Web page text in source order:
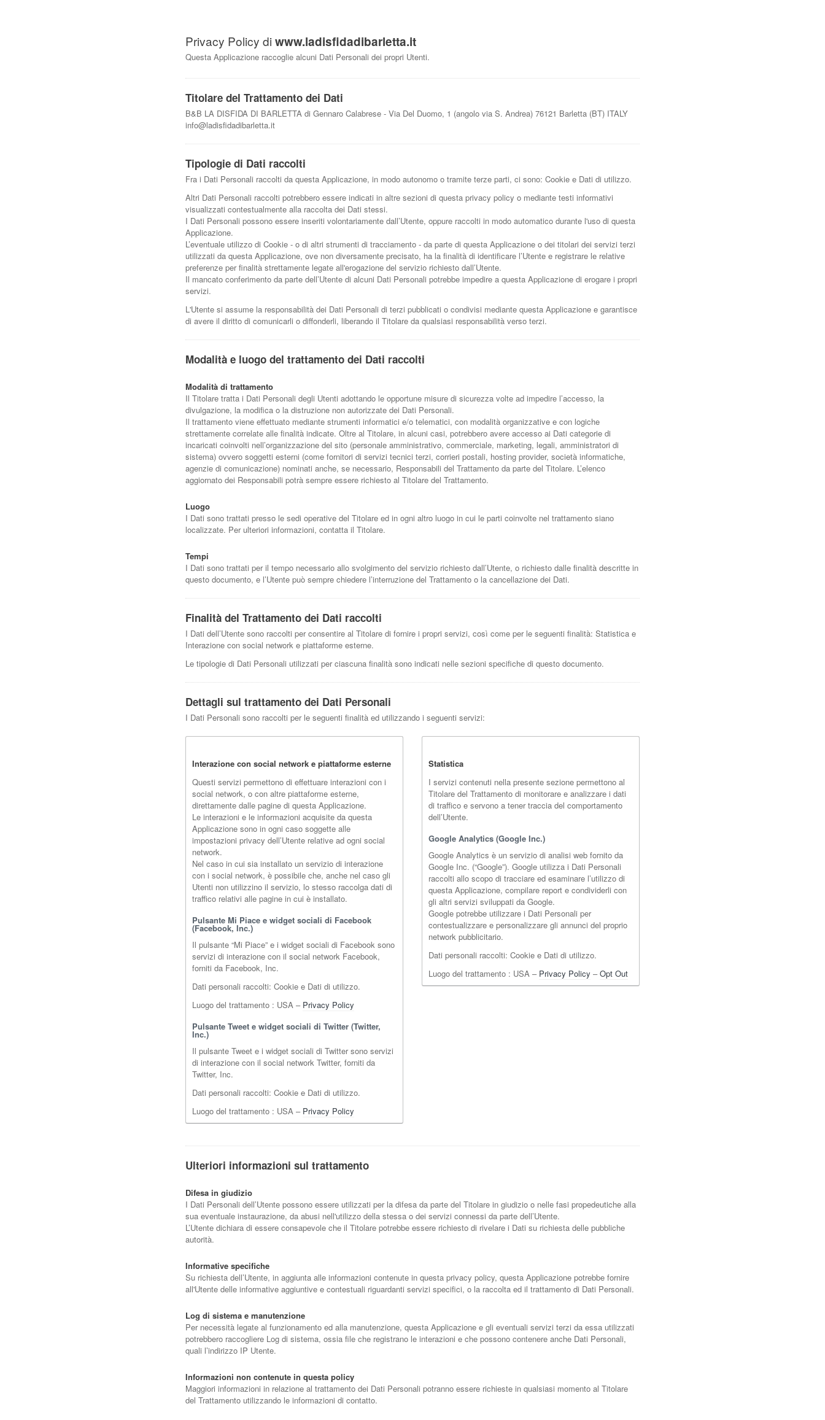
Privacy Policy di www.ladisfidadibarletta.it
Questa Applicazione raccoglie alcuni Dati Personali dei propri Utenti.
Titolare del Trattamento dei Dati
B&B LA DISFIDA DI BARLETTA di Gennaro Calabrese - Via Del Duomo, 1 (angolo via S. Andrea) 76121 Barletta (BT) ITALY
info@ladisfidadibarletta.it
Tipologie di Dati raccolti
Fra i Dati Personali raccolti da questa Applicazione, in modo autonomo o tramite terze parti, ci sono: Cookie e Dati di utilizzo.
Altri Dati Personali raccolti potrebbero essere indicati in altre sezioni di questa privacy policy o mediante testi informativi
visualizzati contestualmente alla raccolta dei Dati stessi.
I Dati Personali possono essere inseriti volontariamente dall’Utente, oppure raccolti in modo automatico durante l'uso di questa
Applicazione.
L’eventuale utilizzo di Cookie - o di altri strumenti di tracciamento - da parte di questa Applicazione o dei titolari dei servizi terzi
utilizzati da questa Applicazione, ove non diversamente precisato, ha la finalità di identificare l’Utente e registrare le relative
preferenze per finalità strettamente legate all'erogazione del servizio richiesto dall’Utente.
Il mancato conferimento da parte dell’Utente di alcuni Dati Personali potrebbe impedire a questa Applicazione di erogare i propri
servizi.
L'Utente si assume la responsabilità dei Dati Personali di terzi pubblicati o condivisi mediante questa Applicazione e garantisce
di avere il diritto di comunicarli o diffonderli, liberando il Titolare da qualsiasi responsabilità verso terzi.
Modalità e luogo del trattamento dei Dati raccolti
Modalità di trattamento
Il Titolare tratta i Dati Personali degli Utenti adottando le opportune misure di sicurezza volte ad impedire l’accesso, la
divulgazione, la modifica o la distruzione non autorizzate dei Dati Personali.
Il trattamento viene effettuato mediante strumenti informatici e/o telematici, con modalità organizzative e con logiche
strettamente correlate alle finalità indicate. Oltre al Titolare, in alcuni casi, potrebbero avere accesso ai Dati categorie di
incaricati coinvolti nell’organizzazione del sito (personale amministrativo, commerciale, marketing, legali, amministratori di
sistema) ovvero soggetti esterni (come fornitori di servizi tecnici terzi, corrieri postali, hosting provider, società informatiche,
agenzie di comunicazione) nominati anche, se necessario, Responsabili del Trattamento da parte del Titolare. L’elenco
aggiornato dei Responsabili potrà sempre essere richiesto al Titolare del Trattamento.
Luogo
I Dati sono trattati presso le sedi operative del Titolare ed in ogni altro luogo in cui le parti coinvolte nel trattamento siano
localizzate. Per ulteriori informazioni, contatta il Titolare.
Tempi
I Dati sono trattati per il tempo necessario allo svolgimento del servizio richiesto dall’Utente, o richiesto dalle finalità descritte in
questo documento, e l’Utente può sempre chiedere l’interruzione del Trattamento o la cancellazione dei Dati.
Finalità del Trattamento dei Dati raccolti
I Dati dell’Utente sono raccolti per consentire al Titolare di fornire i propri servizi, così come per le seguenti finalità: Statistica e
Interazione con social network e piattaforme esterne.
Le tipologie di Dati Personali utilizzati per ciascuna finalità sono indicati nelle sezioni specifiche di questo documento.
Dettagli sul trattamento dei Dati Personali
I Dati Personali sono raccolti per le seguenti finalità ed utilizzando i seguenti servizi:
Interazione con social network e piattaforme esterne
Questi servizi permettono di effettuare interazioni con i
social network, o con altre piattaforme esterne,
direttamente dalle pagine di questa Applicazione.
Le interazioni e le informazioni acquisite da questa
Applicazione sono in ogni caso soggette alle
impostazioni privacy dell’Utente relative ad ogni social
network.
Nel caso in cui sia installato un servizio di interazione
con i social network, è possibile che, anche nel caso gli
Utenti non utilizzino il servizio, lo stesso raccolga dati di
traffico relativi alle pagine in cui è installato.
Pulsante Mi Piace e widget sociali di Facebook
(Facebook, Inc.)
Il pulsante “Mi Piace” e i widget sociali di Facebook sono
servizi di interazione con il social network Facebook,
forniti da Facebook, Inc.
Dati personali raccolti: Cookie e Dati di utilizzo.
Luogo del trattamento : USA – Privacy Policy
Pulsante Tweet e widget sociali di Twitter (Twitter,
Inc.)
Il pulsante Tweet e i widget sociali di Twitter sono servizi
di interazione con il social network Twitter, forniti da
Twitter, Inc.
Dati personali raccolti: Cookie e Dati di utilizzo.
Luogo del trattamento : USA – Privacy Policy
Statistica
I servizi contenuti nella presente sezione permettono al
Titolare del Trattamento di monitorare e analizzare i dati
di traffico e servono a tener traccia del comportamento
dell’Utente.
Google Analytics (Google Inc.)
Google Analytics è un servizio di analisi web fornito da
Google Inc. (“Google”). Google utilizza i Dati Personali
raccolti allo scopo di tracciare ed esaminare l’utilizzo di
questa Applicazione, compilare report e condividerli con
gli altri servizi sviluppati da Google.
Google potrebbe utilizzare i Dati Personali per
contestualizzare e personalizzare gli annunci del proprio
network pubblicitario.
Dati personali raccolti: Cookie e Dati di utilizzo.
Luogo del trattamento : USA – Privacy Policy –Opt Out
Ulteriori informazioni sul trattamento
Difesa in giudizio
I Dati Personali dell’Utente possono essere utilizzati per la difesa da parte del Titolare in giudizio o nelle fasi propedeutiche alla
sua eventuale instaurazione, da abusi nell'utilizzo della stessa o dei servizi connessi da parte dell’Utente.
L’Utente dichiara di essere consapevole che il Titolare potrebbe essere richiesto di rivelare i Dati su richiesta delle pubbliche
autorità.
Informative specifiche
Su richiesta dell’Utente, in aggiunta alle informazioni contenute in questa privacy policy, questa Applicazione potrebbe fornire
all'Utente delle informative aggiuntive e contestuali riguardanti servizi specifici, o la raccolta ed il trattamento di Dati Personali.
Log di sistema e manutenzione
Per necessità legate al funzionamento ed alla manutenzione, questa Applicazione e gli eventuali servizi terzi da essa utilizzati
potrebbero raccogliere Log di sistema, ossia file che registrano le interazioni e che possono contenere anche Dati Personali,
quali l’indirizzo IP Utente.
Informazioni non contenute in questa policy
Maggiori informazioni in relazione al trattamento dei Dati Personali potranno essere richieste in qualsiasi momento al Titolare
del Trattamento utilizzando le informazioni di contatto.